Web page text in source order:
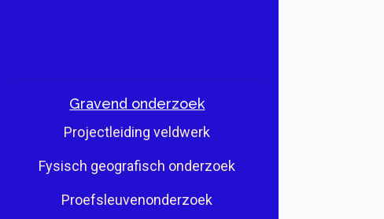
Gravend onderzoek
Projectleiding veldwerk
Fysisch geografisch onderzoek
Proefsleuvenonderzoek